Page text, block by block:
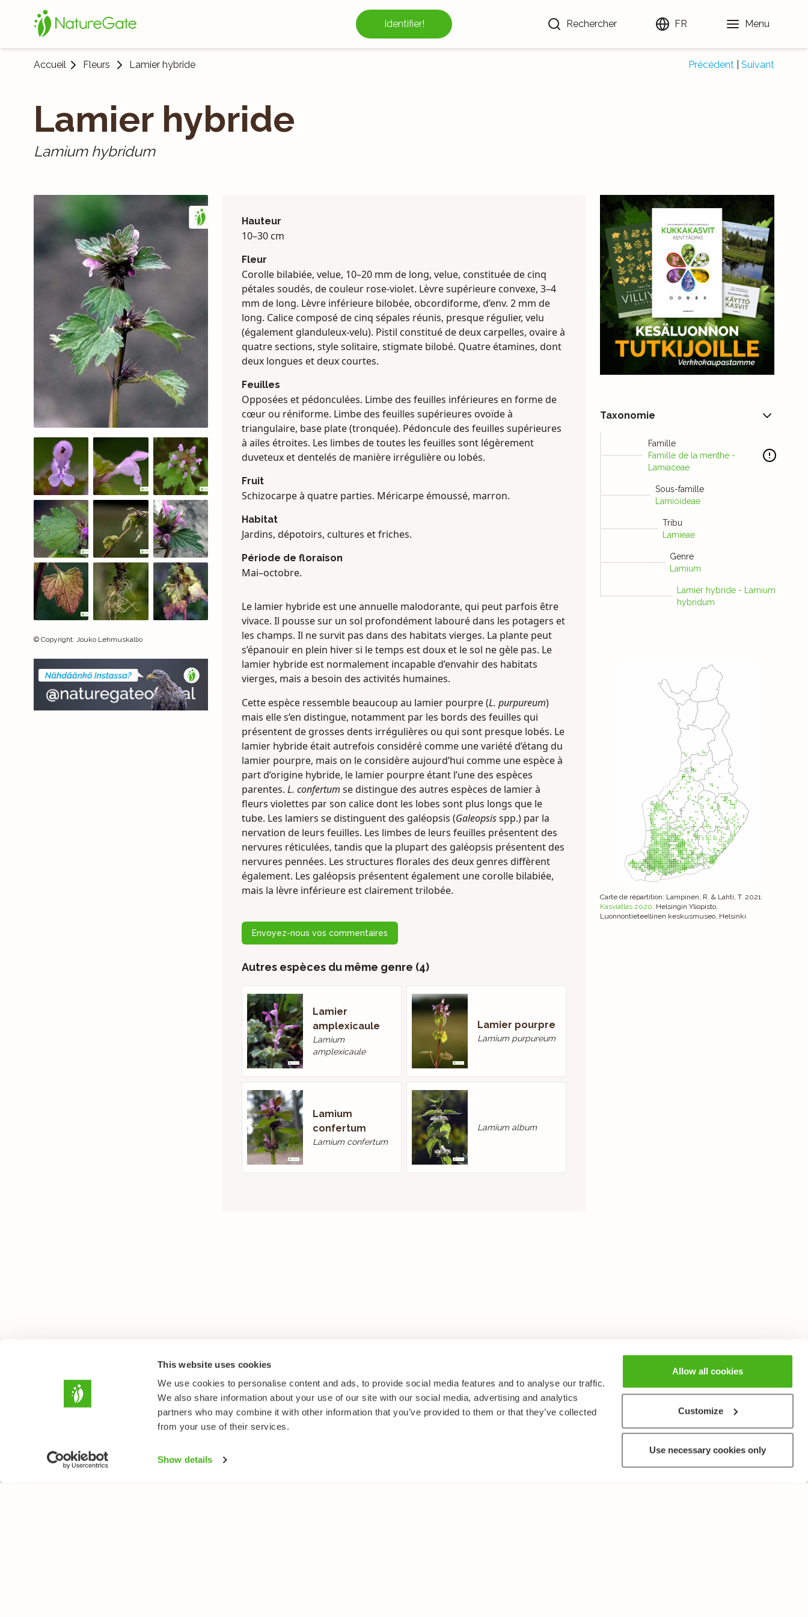
This website uses cookies
We use cookies to personalise content and ads, to provide social media features and to analyse our traffic.
We also share information about your use of our site with our social media, advertising and analytics
partners who may combine it with other information that you’ve provided to them or that they’ve collected
from your use of their services.
Show details
Allow all cookies
Customize
Use necessary cookies only
Identifier! Rechercher FR Menu
Accueil Fleurs Lamier hybride Précédent Suivant
Lamier hybride
Lamium hybridum
© Copyright: Jouko Lehmuskallio
Hauteur
10–30 cm
Fleur
Corolle bilabiée, velue, 10–20 mm de long, velue, constituée de cinq
pétales soudés, de couleur rose-violet. Lèvre supérieure convexe, 3–4
mm de long. Lèvre inférieure bilobée, obcordiforme, d’env. 2 mm de
long. Calice composé de cinq sépales réunis, presque régulier, velu
(également glanduleux-velu). Pistil constitué de deux carpelles, ovaire à
quatre sections, style solitaire, stigmate bilobé. Quatre étamines, dont
deux longues et deux courtes.
Feuilles
Opposées et pédonculées. Limbe des feuilles inférieures en forme de
cœur ou réniforme. Limbe des feuilles supérieures ovoïde à
triangulaire, base plate (tronquée). Pédoncule des feuilles supérieures
à ailes étroites. Les limbes de toutes les feuilles sont légèrement
duveteux et dentelés de manière irrégulière ou lobés.
Fruit
Schizocarpe à quatre parties. Méricarpe émoussé, marron.
Habitat
Jardins, dépotoirs, cultures et friches.
Période de floraison
Mai–octobre.
Le lamier hybride est une annuelle malodorante, qui peut parfois être
vivace. Il pousse sur un sol profondément labouré dans les potagers et
les champs. Il ne survit pas dans des habitats vierges. La plante peut
s’épanouir en plein hiver si le temps est doux et le sol ne gèle pas. Le
lamier hybride est normalement incapable d’envahir des habitats
vierges, mais a besoin des activités humaines.
Cette espèce ressemble beaucoup au lamier pourpre (L. purpureum)
mais elle s’en distingue, notamment par les bords des feuilles qui
présentent de grosses dents irrégulières ou qui sont presque lobés. Le
lamier hybride était autrefois considéré comme une variété d’étang du
lamier pourpre, mais on le considère aujourd’hui comme une espèce à
part d’origine hybride, le lamier pourpre étant l’une des espèces
parentes. L. confertum se distingue des autres espèces de lamier à
fleurs violettes par son calice dont les lobes sont plus longs que le
tube. Les lamiers se distinguent des galéopsis (Galeopsisspp.) par la
nervation de leurs feuilles. Les limbes de leurs feuilles présentent des
nervures réticulées, tandis que la plupart des galéopsis présentent des
nervures pennées. Les structures florales des deux genres diffèrent
également. Les galéopsis présentent également une corolle bilabiée,
mais la lèvre inférieure est clairement trilobée.
Envoyez-nous vos commentaires
Autres espèces du même genre (4)
Lamier
amplexicaule
Lamium
amplexicaule
Lamier pourpre
Lamium purpureum
Lamium
confertum
Lamium confertum
Lamium album
Taxonomie
Famille
Famille de la menthe -
Lamiaceae
Sous-famille
Lamioideae
Tribu
Lamieae
Genre
Lamium
Lamier hybride - Lamium
hybridum
Carte de répartition: Lampinen, R. & Lahti, T. 2021:
Kasviatlas 2020. Helsingin Yliopisto,
Luonnontieteellinen keskusmuseo, Helsinki.